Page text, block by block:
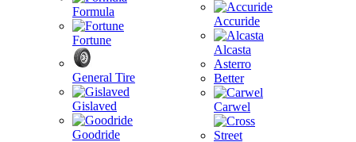
Formula
Fortune
General Tire
Gislaved
Goodride
Accuride
Alcasta
Asterro
Better
Carwel